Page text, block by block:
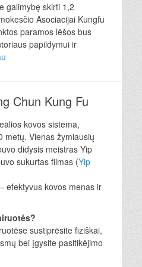
galimybę skirti 1,2
Asociacijai Kungfu
paramos lėšos bus
papildymui ir
Chun Kung Fu
kovos sistema,
metų. Vienas žymiausių
didysis meistras Yip
sukurtas filmas (Yip
efektyvus kovos menas ir
sustiprėsite fiziškai,
bei įgysite pasitikėjimo